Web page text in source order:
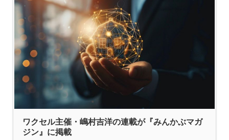
ワクセル主催・嶋村吉洋の連載が『みんかぶマガ
ジン』に掲載